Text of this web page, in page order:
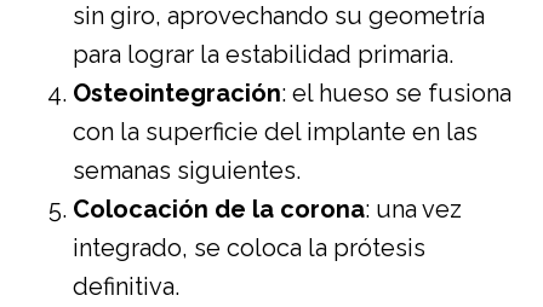
sin giro, aprovechando su geometría
para lograr la estabilidad primaria.
Osteointegración: el hueso se fusiona
con la superficie del implante en las
semanas siguientes.
Colocación de la corona: una vez
integrado, se coloca la prótesis
definitiva.